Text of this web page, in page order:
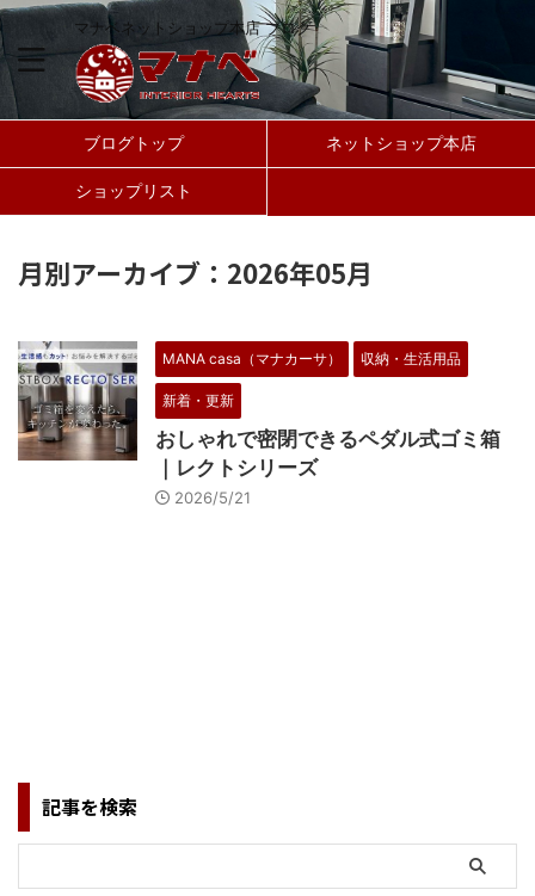
マナベネットショップ本店 ブログ
ブログトップ ネットショップ本店
ショップリスト
月別アーカイブ：2026年05月
MANA casa（マナカーサ） 収納・生活用品
新着・更新
おしゃれで密閉できるペダル式ゴミ箱
｜レクトシリーズ
2026/5/21
記事を検索